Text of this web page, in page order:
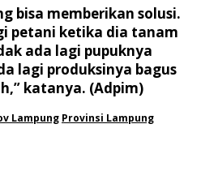
bisa memberikan solusi.
petani ketika dia tanam
ada lagi pupuknya
lagi produksinya bagus
katanya. (Adpim)
Lampung Provinsi Lampung